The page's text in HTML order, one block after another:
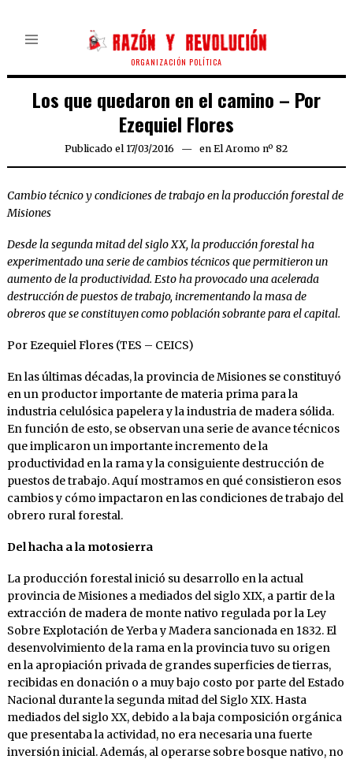
ORGANIZACIÓN POLÍTICA
Los que quedaron en el camino – Por
Ezequiel Flores
Publicado el 17/03/2016 en El Aromo nº 82
Cambio técnico y condiciones de trabajo en la producción forestal de
Misiones
Desde la segunda mitad del siglo XX, la producción forestal ha
experimentado una serie de cambios técnicos que permitieron un
aumento de la productividad. Esto ha provocado una acelerada
destrucción de puestos de trabajo, incrementando la masa de
obreros que se constituyen como población sobrante para el capital.
Por Ezequiel Flores (TES – CEICS)
En las últimas décadas, la provincia de Misiones se constituyó
en un productor importante de materia prima para la
industria celulósica papelera y la industria de madera sólida.
En función de esto, se observan una serie de avance técnicos
que implicaron un importante incremento de la
productividad en la rama y la consiguiente destrucción de
puestos de trabajo. Aquí mostramos en qué consistieron esos
cambios y cómo impactaron en las condiciones de trabajo del
obrero rural forestal.
Del hacha a la motosierra
La producción forestal inició su desarrollo en la actual
provincia de Misiones a mediados del siglo XIX, a partir de la
extracción de madera de monte nativo regulada por la Ley
Sobre Explotación de Yerba y Madera sancionada en 1832. El
desenvolvimiento de la rama en la provincia tuvo su origen
en la apropiación privada de grandes superficies de tierras,
recibidas en donación o a muy bajo costo por parte del Estado
Nacional durante la segunda mitad del Siglo XIX. Hasta
mediados del siglo XX, debido a la baja composición orgánica
que presentaba la actividad, no era necesaria una fuerte
inversión inicial. Además, al operarse sobre bosque nativo, no